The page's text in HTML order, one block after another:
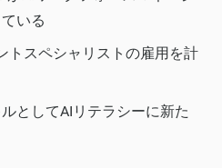
いる
トスペシャリストの雇用を計
としてAIリテラシーに新た